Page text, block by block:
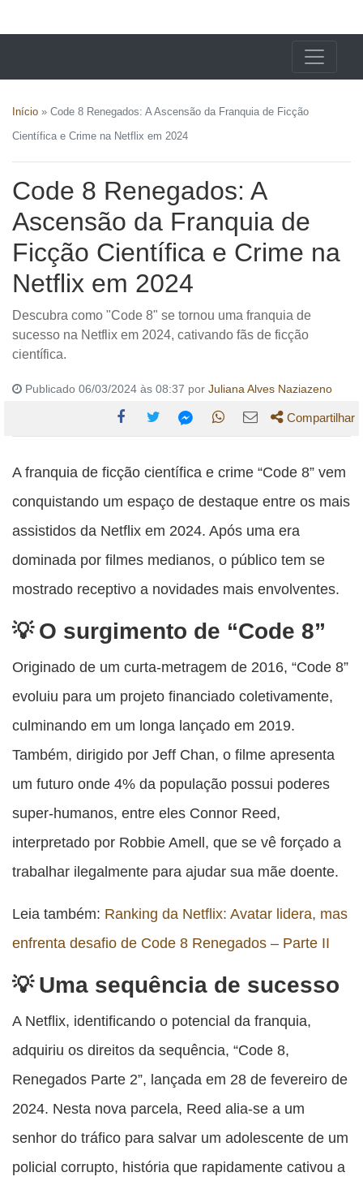
Início » Code 8 Renegados: A Ascensão da Franquia de Ficção
Científica e Crime na Netflix em 2024
Code 8 Renegados: A
Ascensão da Franquia de
Ficção Científica e Crime na
Netflix em 2024
Descubra como "Code 8" se tornou uma franquia de
sucesso na Netflix em 2024, cativando fãs de ficção
científica.
Publicado 06/03/2024 às 08:37 por Juliana Alves Naziazeno
esta
publicação
esta
publicação
esta
publicação
esta
publicação
WhatsApp
esta
publicação
Compartilhar
A franquia de ficção científica e crime “Code 8” vem
conquistando um espaço de destaque entre os mais
assistidos da Netflix em 2024. Após uma era
dominada por filmes medianos, o público tem se
mostrado receptivo a novidades mais envolventes.
O surgimento de “Code 8”
Originado de um curta-metragem de 2016, “Code 8”
evoluiu para um projeto financiado coletivamente,
culminando em um longa lançado em 2019.
Também, dirigido por Jeff Chan, o filme apresenta
um futuro onde 4% da população possui poderes
super-humanos, entre eles Connor Reed,
interpretado por Robbie Amell, que se vê forçado a
trabalhar ilegalmente para ajudar sua mãe doente.
Leia também: Ranking da Netflix: Avatar lidera, mas
enfrenta desafio de Code 8 Renegados – Parte II
Uma sequência de sucesso
A Netflix, identificando o potencial da franquia,
adquiriu os direitos da sequência, “Code 8,
Renegados Parte 2”, lançada em 28 de fevereiro de
2024. Nesta nova parcela, Reed alia-se a um
senhor do tráfico para salvar um adolescente de um
policial corrupto, história que rapidamente cativou a